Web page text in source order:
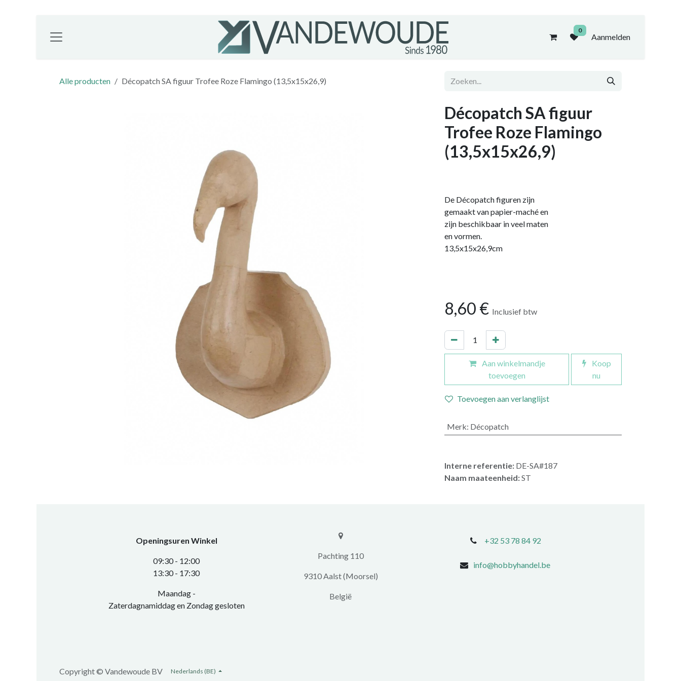
0
Aanmelden
Alle producten Décopatch SA figuur Trofee Roze Flamingo (13,5x15x26,9)
Décopatch SA figuur
Trofee Roze Flamingo
(13,5x15x26,9)
De Décopatch figuren zijn
gemaakt van papier-maché en
zijn beschikbaar in veel maten
en vormen.
13,5x15x26,9cm
8,60 € Inclusief btw
Aan winkelmandje
toevoegen
Koop
nu
Toevoegen aan verlanglijst
Merk: Décopatch
Interne referentie: DE-SA#187
Naam maateenheid:ST
Openingsuren Winkel
0​9:30 - 12:00
​13:30 - 17:30​
Maandag -
Zaterdagnamiddag en Zondag gesloten
+32 53 78 84 92
info@hobbyhandel.be
​​Pachting 110
9310 Aalst (Moorsel)
​België
Copyright © Vandewoude BV Nederlands (BE)